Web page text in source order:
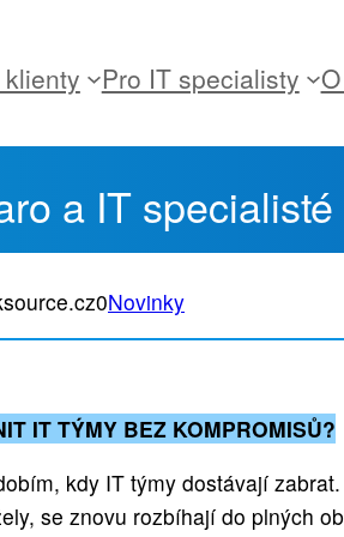
klienty Pro IT specialisty
a IT
0Novinky
IT TÝMY BEZ KOMPROMISŮ?
kdy IT týmy dostávají
se znovu rozbíhají do plných